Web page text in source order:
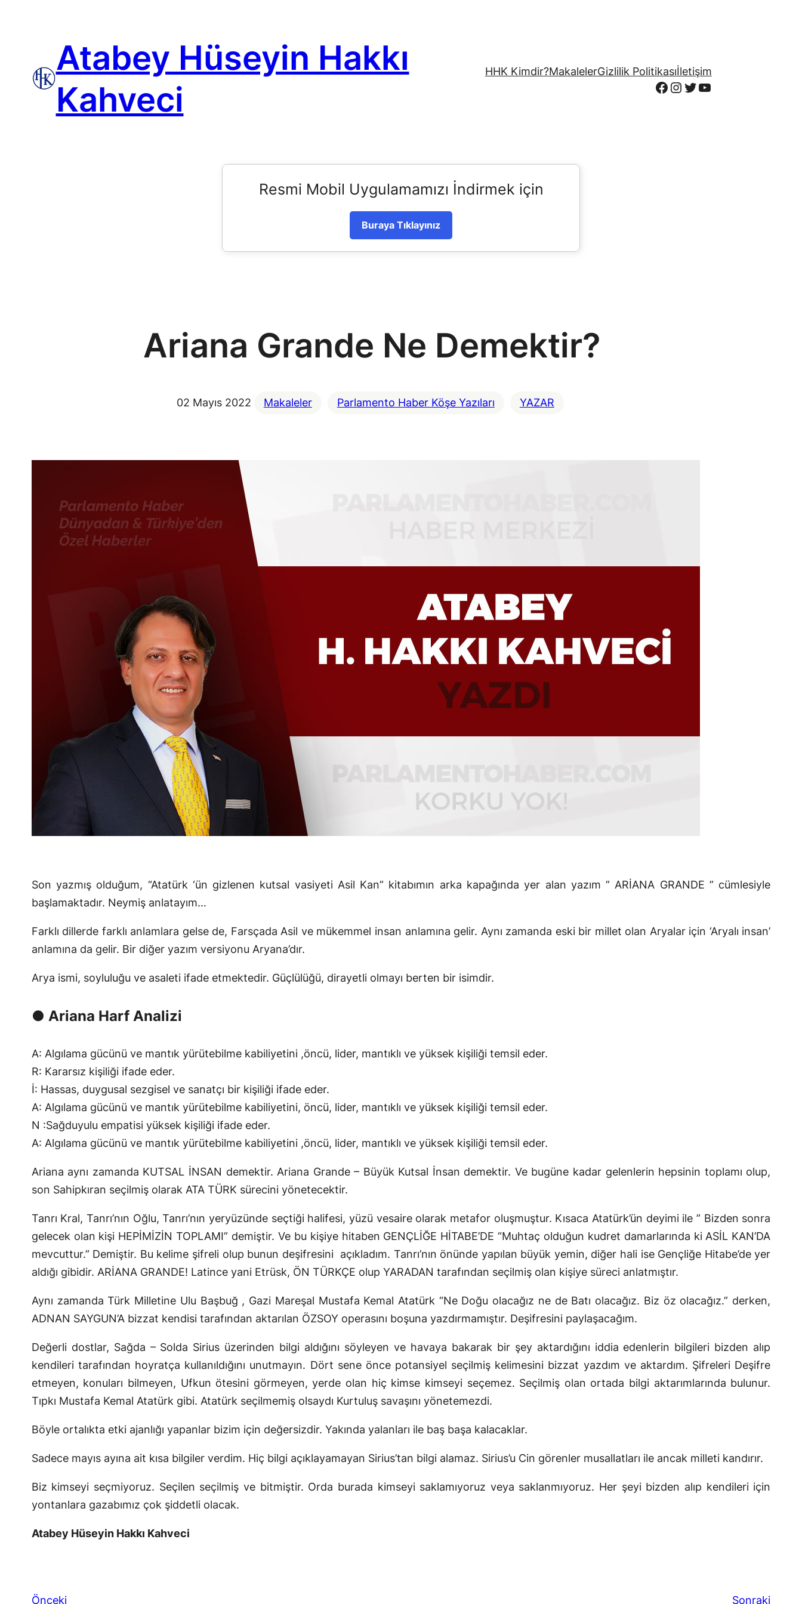
Atabey Hüseyin Hakkı
Kahveci
HHK Kimdir?MakalelerGizlilik Politikasıİletişim
Facebook
Instagram
Twitter
YouTube
Resmi Mobil Uygulamamızı İndirmek için
Buraya Tıklayınız
Ariana Grande Ne Demektir?
02 Mayıs 2022 Makaleler Parlamento Haber Köşe Yazıları YAZAR
Son yazmış olduğum, “Atatürk ‘ün gizlenen kutsal vasiyeti Asil Kan” kitabımın arka kapağında yer alan yazım ” ARİANA GRANDE ” cümlesiyle
başlamaktadır. Neymiş anlatayım…
Farklı dillerde farklı anlamlara gelse de, Farsçada Asil ve mükemmel insan anlamına gelir. Aynı zamanda eski bir millet olan Aryalar için ‘Aryalı insan’
anlamına da gelir. Bir diğer yazım versiyonu Aryana’dır.
Arya ismi, soyluluğu ve asaleti ifade etmektedir. Güçlülüğü, dirayetli olmayı berten bir isimdir.
● Ariana Harf Analizi
A: Algılama gücünü ve mantık yürütebilme kabiliyetini ,öncü, lider, mantıklı ve yüksek kişiliği temsil eder.
R: Kararsız kişiliği ifade eder.
İ: Hassas, duygusal sezgisel ve sanatçı bir kişiliği ifade eder.
A: Algılama gücünü ve mantık yürütebilme kabiliyetini, öncü, lider, mantıklı ve yüksek kişiliği temsil eder.
N :Sağduyulu empatisi yüksek kişiliği ifade eder.
A: Algılama gücünü ve mantık yürütebilme kabiliyetini ,öncü, lider, mantıklı ve yüksek kişiliği temsil eder.
Ariana aynı zamanda KUTSAL İNSAN demektir. Ariana Grande – Büyük Kutsal İnsan demektir. Ve bugüne kadar gelenlerin hepsinin toplamı olup,
son Sahipkıran seçilmiş olarak ATA TÜRK sürecini yönetecektir.
Tanrı Kral, Tanrı’nın Oğlu, Tanrı’nın yeryüzünde seçtiği halifesi, yüzü vesaire olarak metafor oluşmuştur. Kısaca Atatürk’ün deyimi ile ” Bizden sonra
gelecek olan kişi HEPİMİZİN TOPLAMI” demiştir. Ve bu kişiye hitaben GENÇLİĞE HİTABE’DE “Muhtaç olduğun kudret damarlarında ki ASİL KAN’DA
mevcuttur.” Demiştir. Bu kelime şifreli olup bunun deşifresini açıkladım. Tanrı’nın önünde yapılan büyük yemin, diğer hali ise Gençliğe Hitabe’de yer
aldığı gibidir. ARİANA GRANDE! Latince yani Etrüsk, ÖN TÜRKÇE olup YARADAN tarafından seçilmiş olan kişiye süreci anlatmıştır.
Aynı zamanda Türk Milletine Ulu Başbuğ , Gazi Mareşal Mustafa Kemal Atatürk “Ne Doğu olacağız ne de Batı olacağız. Biz öz olacağız.” derken,
ADNAN SAYGUN’A bizzat kendisi tarafından aktarılan ÖZSOY operasını boşuna yazdırmamıştır. Deşifresini paylaşacağım.
Değerli dostlar, Sağda – Solda Sirius üzerinden bilgi aldığını söyleyen ve havaya bakarak bir şey aktardığını iddia edenlerin bilgileri bizden alıp
kendileri tarafından hoyratça kullanıldığını unutmayın. Dört sene önce potansiyel seçilmiş kelimesini bizzat yazdım ve aktardım. Şifreleri Deşifre
etmeyen, konuları bilmeyen, Ufkun ötesini görmeyen, yerde olan hiç kimse kimseyi seçemez. Seçilmiş olan ortada bilgi aktarımlarında bulunur.
Tıpkı Mustafa Kemal Atatürk gibi. Atatürk seçilmemiş olsaydı Kurtuluş savaşını yönetemezdi.
Böyle ortalıkta etki ajanlığı yapanlar bizim için değersizdir. Yakında yalanları ile baş başa kalacaklar.
Sadece mayıs ayına ait kısa bilgiler verdim. Hiç bilgi açıklayamayan Sirius’tan bilgi alamaz. Sirius’u Cin görenler musallatları ile ancak milleti kandırır.
Biz kimseyi seçmiyoruz. Seçilen seçilmiş ve bitmiştir. Orda burada kimseyi saklamıyoruz veya saklanmıyoruz. Her şeyi bizden alıp kendileri için
yontanlara gazabımız çok şiddetli olacak.
Atabey Hüseyin Hakkı Kahveci
Önceki Sonraki